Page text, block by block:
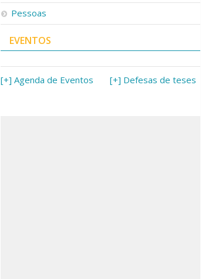
Pessoas
EVENTOS
[+] Agenda de Eventos [+] Defesas de teses